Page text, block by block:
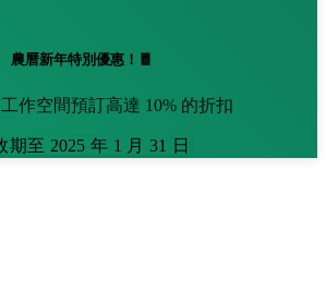
農曆新年特別優惠！🧧
作空間預訂高達 10% 的折扣
期至 2025 年 1 月 31 日